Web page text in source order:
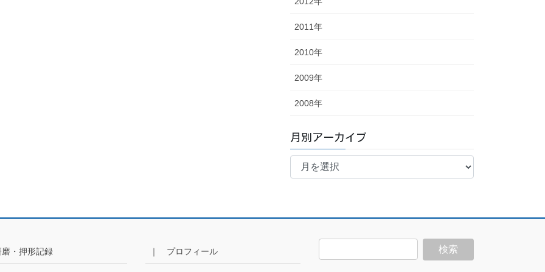
2011年
2010年
2009年
2008年
月別アーカイブ
月
・押形記録 ｜ プロフィール